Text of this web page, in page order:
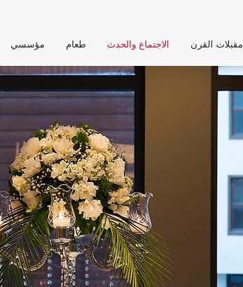
مؤسسي طعام الاجتماع والحدث مقبلات القرن